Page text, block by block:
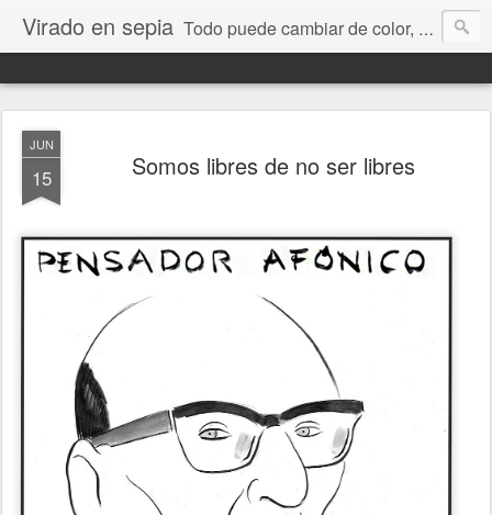
Virado en sepia Todo puede cambiar de color, depende de nosotros y de nuestra capacidad para aprender a mirar. Hablamos de sociedad, economía, empresa, política, RRHH, formación. De Historia reciente, de educación y de temas sociales.
JUN
15 Somos libres de no ser libres